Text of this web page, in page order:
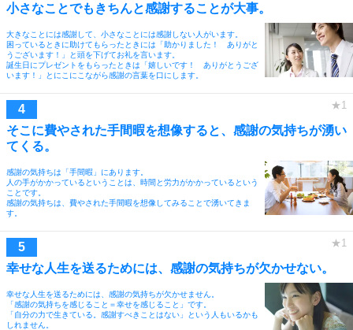
小さなことでもきちんと感謝することが大事。
大きなことには感謝して、小さなことには感謝しない人がいます。
困っているときに助けてもらったときには「助かりました！ ありがと
うございます！」と頭を下げてお礼を言います。
誕生日にプレゼントをもらったときは「嬉しいです！ ありがとうござ
います！」とにこにこながら感謝の言葉を口にします。
そこに費やされた手間暇を想像すると、感謝の気持ちが湧い
てくる。
感謝の気持ちは「手間暇」にあります。
人の手がかかっているということは、時間と労力がかかっているという
ことです。
感謝の気持ちは、費やされた手間暇を想像してみることで湧いてきま
す。
幸せな人生を送るためには、感謝の気持ちが欠かせない。
幸せな人生を送るためには、感謝の気持ちが欠かせません。
「感謝の気持ちを感じること＝幸せを感じること」です。
「自分の力で生きている。感謝すべきことはない」という人もいるかも
しれません。